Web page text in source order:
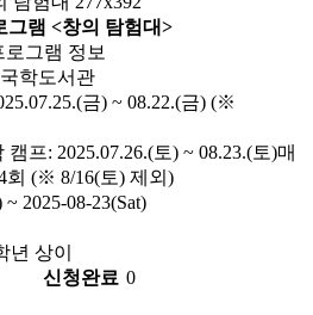
그램 <창의 탐험대>
로그램 정보
학도서관
금) ~ 08.22.(금) (※
프: 2025.07.26.(토) ~ 08.23.(토)매
회 (※ 8/16(토) 제외)
~ 2025-08-23(Sat)
년 상이
신청완료 0